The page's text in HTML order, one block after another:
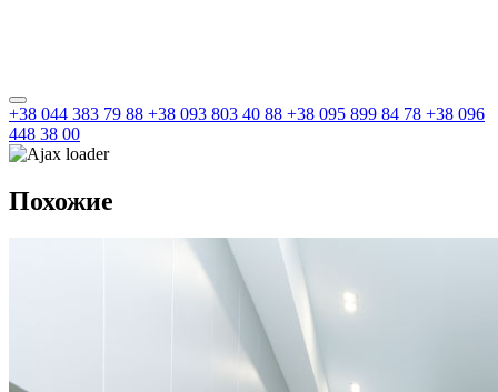
+38 044 383 79 88 +38 093 803 40 88 +38 095 899 84 78 +38 096
448 38 00
Похожие